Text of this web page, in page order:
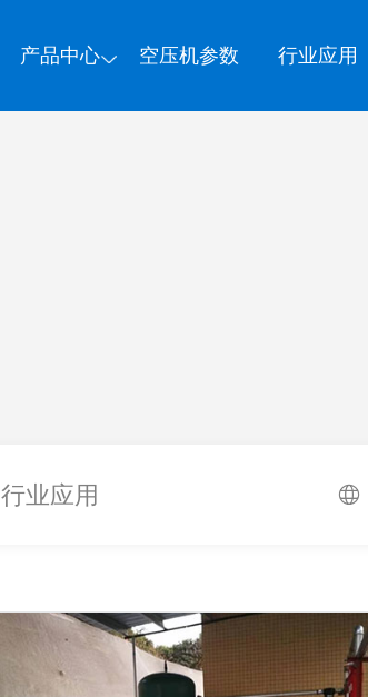
产品中心 空压机参数 行业应用
行业应用